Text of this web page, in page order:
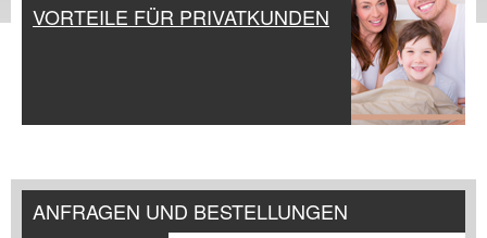
VORTEILE FÜR PRIVATKUNDEN
ANFRAGEN UND BESTELLUNGEN